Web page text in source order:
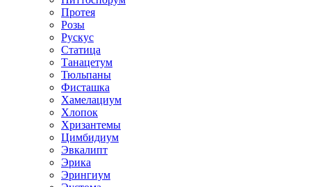
Протея
Розы
Рускус
Статица
Танацетум
Тюльпаны
Фисташка
Хамелациум
Хлопок
Хризантемы
Цимбидиум
Эвкалипт
Эрика
Эрингиум